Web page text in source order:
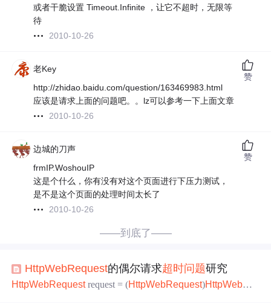
或者干脆设置 Timeout.Infinite ，让它不超时，无限等
待
2010-10-26
老Key
http://zhidao.baidu.com/question/163469983.html
应该是请求上面的问题吧。。lz可以参考一下上面文章
2010-10-26
赞
边城的刀声
frmIP.WoshouIP
这是个什么，你有没有对这个页面进行下压力测试，
是不是这个页面的处理时间太长了
2010-10-26
赞
——到底了——
HttpWebRequest的偶尔请求超时问题研究
HttpWebRequestrequest = (HttpWebRequest)HttpWebRe